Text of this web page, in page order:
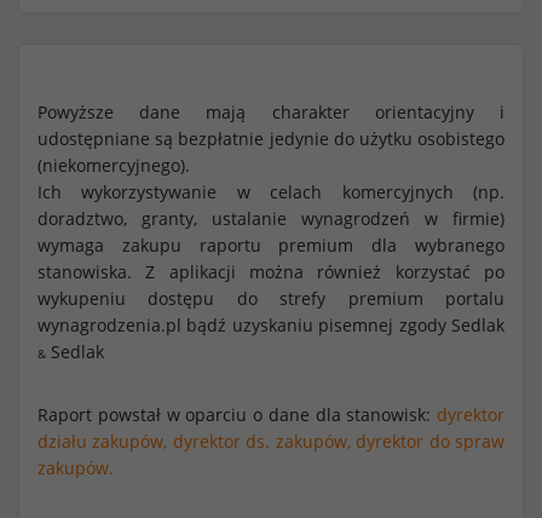
Powyższe dane mają charakter orientacyjny i
udostępniane są bezpłatnie jedynie do użytku osobistego
(niekomercyjnego).
Ich wykorzystywanie w celach komercyjnych (np.
doradztwo, granty, ustalanie wynagrodzeń w firmie)
wymaga zakupu raportu premium dla wybranego
stanowiska. Z aplikacji można również korzystać po
wykupeniu dostępu do strefy premium portalu
wynagrodzenia.pl bądź uzyskaniu pisemnej zgody Sedlak
& Sedlak
Raport powstał w oparciu o dane dla stanowisk: dyrektor
działu zakupów, dyrektor ds. zakupów, dyrektor do spraw
zakupów.